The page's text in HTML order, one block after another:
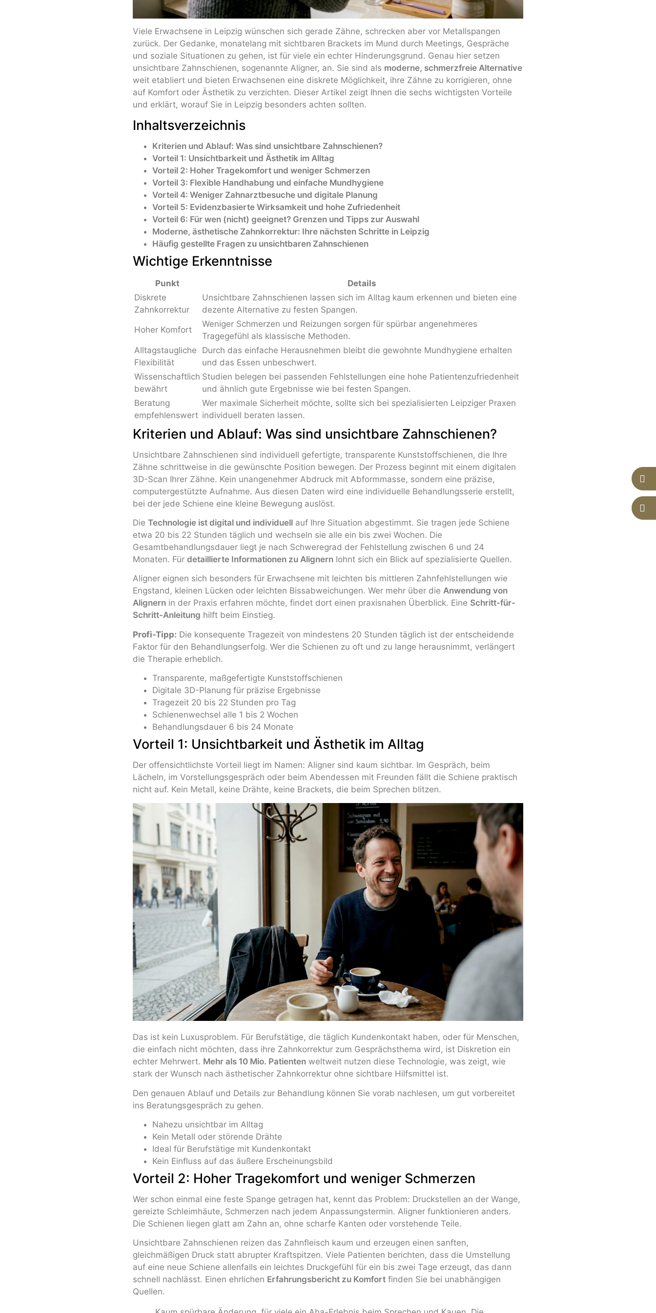
Viele Erwachsene in Leipzig wünschen sich gerade Zähne, schrecken aber vor Metallspangen
zurück. Der Gedanke, monatelang mit sichtbaren Brackets im Mund durch Meetings, Gespräche
und soziale Situationen zu gehen, ist für viele ein echter Hinderungsgrund. Genau hier setzen
unsichtbare Zahnschienen, sogenannte Aligner, an. Sie sind als moderne, schmerzfreie Alternative
weit etabliert und bieten Erwachsenen eine diskrete Möglichkeit, ihre Zähne zu korrigieren, ohne
auf Komfort oder Ästhetik zu verzichten. Dieser Artikel zeigt Ihnen die sechs wichtigsten Vorteile
und erklärt, worauf Sie in Leipzig besonders achten sollten.
Inhaltsverzeichnis
Kriterien und Ablauf: Was sind unsichtbare Zahnschienen?
Vorteil 1: Unsichtbarkeit und Ästhetik im Alltag
Vorteil 2: Hoher Tragekomfort und weniger Schmerzen
Vorteil 3: Flexible Handhabung und einfache Mundhygiene
Vorteil 4: Weniger Zahnarztbesuche und digitale Planung
Vorteil 5: Evidenzbasierte Wirksamkeit und hohe Zufriedenheit
Vorteil 6: Für wen (nicht) geeignet? Grenzen und Tipps zur Auswahl
Moderne, ästhetische Zahnkorrektur: Ihre nächsten Schritte in Leipzig
Häufig gestellte Fragen zu unsichtbaren Zahnschienen
Wichtige Erkenntnisse
Punkt
Details
Diskrete
Zahnkorrektur
Unsichtbare Zahnschienen lassen sich im Alltag kaum erkennen und bieten eine
dezente Alternative zu festen Spangen.
Hoher Komfort
Weniger Schmerzen und Reizungen sorgen für spürbar angenehmeres
Tragegefühl als klassische Methoden.
Alltagstaugliche
Flexibilität
Durch das einfache Herausnehmen bleibt die gewohnte Mundhygiene erhalten
und das Essen unbeschwert.
Wissenschaftlich
bewährt
Studien belegen bei passenden Fehlstellungen eine hohe Patientenzufriedenheit
und ähnlich gute Ergebnisse wie bei festen Spangen.
Beratung
empfehlenswert
Wer maximale Sicherheit möchte, sollte sich bei spezialisierten Leipziger Praxen
individuell beraten lassen.
Kriterien und Ablauf: Was sind unsichtbare Zahnschienen?
Unsichtbare Zahnschienen sind individuell gefertigte, transparente Kunststoffschienen, die Ihre
Zähne schrittweise in die gewünschte Position bewegen. Der Prozess beginnt mit einem digitalen
3D-Scan Ihrer Zähne. Kein unangenehmer Abdruck mit Abformmasse, sondern eine präzise,
computergestützte Aufnahme. Aus diesen Daten wird eine individuelle Behandlungsserie erstellt,
bei der jede Schiene eine kleine Bewegung auslöst.
Die Technologie ist digital und individuell auf Ihre Situation abgestimmt. Sie tragen jede Schiene
etwa 20 bis 22 Stunden täglich und wechseln sie alle ein bis zwei Wochen. Die
Gesamtbehandlungsdauer liegt je nach Schweregrad der Fehlstellung zwischen 6 und 24
Monaten. Für detaillierte Informationen zu Alignern lohnt sich ein Blick auf spezialisierte Quellen.
Aligner eignen sich besonders für Erwachsene mit leichten bis mittleren Zahnfehlstellungen wie
Engstand, kleinen Lücken oder leichten Bissabweichungen. Wer mehr über die Anwendung von
Alignern in der Praxis erfahren möchte, findet dort einen praxisnahen Überblick. Eine Schritt-für-
Schritt-Anleitung hilft beim Einstieg.
Profi-Tipp: Die konsequente Tragezeit von mindestens 20 Stunden täglich ist der entscheidende
Faktor für den Behandlungserfolg. Wer die Schienen zu oft und zu lange herausnimmt, verlängert
die Therapie erheblich.
Transparente, maßgefertigte Kunststoffschienen
Digitale 3D-Planung für präzise Ergebnisse
Tragezeit 20 bis 22 Stunden pro Tag
Schienenwechsel alle 1 bis 2 Wochen
Behandlungsdauer 6 bis 24 Monate
Vorteil 1: Unsichtbarkeit und Ästhetik im Alltag
Der offensichtlichste Vorteil liegt im Namen: Aligner sind kaum sichtbar. Im Gespräch, beim
Lächeln, im Vorstellungsgespräch oder beim Abendessen mit Freunden fällt die Schiene praktisch
nicht auf. Kein Metall, keine Drähte, keine Brackets, die beim Sprechen blitzen.
Das ist kein Luxusproblem. Für Berufstätige, die täglich Kundenkontakt haben, oder für Menschen,
die einfach nicht möchten, dass ihre Zahnkorrektur zum Gesprächsthema wird, ist Diskretion ein
echter Mehrwert. Mehr als 10 Mio. Patienten weltweit nutzen diese Technologie, was zeigt, wie
stark der Wunsch nach ästhetischer Zahnkorrektur ohne sichtbare Hilfsmittel ist.
Den genauen Ablauf und Details zur Behandlung können Sie vorab nachlesen, um gut vorbereitet
ins Beratungsgespräch zu gehen.
Nahezu unsichtbar im Alltag
Kein Metall oder störende Drähte
Ideal für Berufstätige mit Kundenkontakt
Kein Einfluss auf das äußere Erscheinungsbild
Vorteil 2: Hoher Tragekomfort und weniger Schmerzen
Wer schon einmal eine feste Spange getragen hat, kennt das Problem: Druckstellen an der Wange,
gereizte Schleimhäute, Schmerzen nach jedem Anpassungstermin. Aligner funktionieren anders.
Die Schienen liegen glatt am Zahn an, ohne scharfe Kanten oder vorstehende Teile.
Unsichtbare Zahnschienen reizen das Zahnfleisch kaum und erzeugen einen sanften,
gleichmäßigen Druck statt abrupter Kraftspitzen. Viele Patienten berichten, dass die Umstellung
auf eine neue Schiene allenfalls ein leichtes Druckgefühl für ein bis zwei Tage erzeugt, das dann
schnell nachlässt. Einen ehrlichen Erfahrungsbericht zu Komfort finden Sie bei unabhängigen
Quellen.